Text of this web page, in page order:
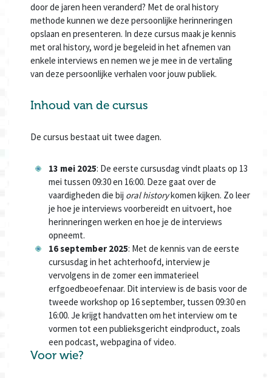
door de jaren heen veranderd? Met de oral history
methode kunnen we deze persoonlijke herinneringen
opslaan en presenteren. In deze cursus maak je kennis
met oral history, word je begeleid in het afnemen van
enkele interviews en nemen we je mee in de vertaling
van deze persoonlijke verhalen voor jouw publiek.
Inhoud van de cursus
De cursus bestaat uit twee dagen.
13 mei 2025: De eerste cursusdag vindt plaats op 13
mei tussen 09:30 en 16:00. Deze gaat over de
vaardigheden die bij oral historykomen kijken. Zo leer
je hoe je interviews voorbereidt en uitvoert, hoe
herinneringen werken en hoe je de interviews
opneemt.
16 september 2025: Met de kennis van de eerste
cursusdag in het achterhoofd, interview je
vervolgens in de zomer een immaterieel
erfgoedbeoefenaar. Dit interview is de basis voor de
tweede workshop op 16 september, tussen 09:30 en
16:00. Je krijgt handvatten om het interview om te
vormen tot een publieksgericht eindproduct, zoals
een podcast, webpagina of video.
Voor wie?